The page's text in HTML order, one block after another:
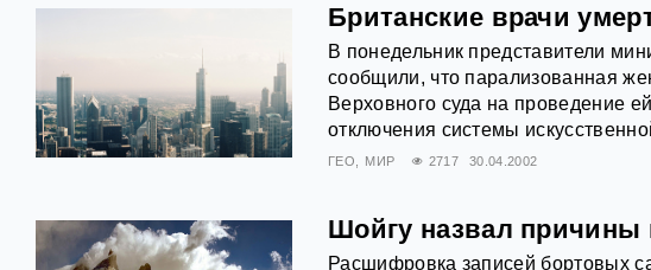
Британские врачи
В понедельник представители
сообщили, что парализованная
Верховного суда на проведение
отключения системы
ГЕО МИР 2717 30.04.2002
Шойгу назвал причины
Расшифровка записей бортовых